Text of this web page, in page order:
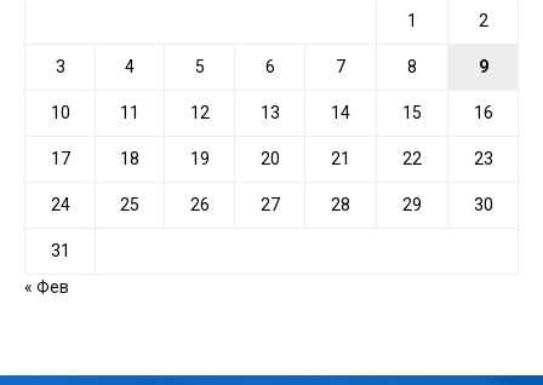
1 2
3 4 5 6 7 8 9
10 11 12 13 14 15 16
17 18 19 20 21 22 23
24 25 26 27 28 29 30
31
« Фев